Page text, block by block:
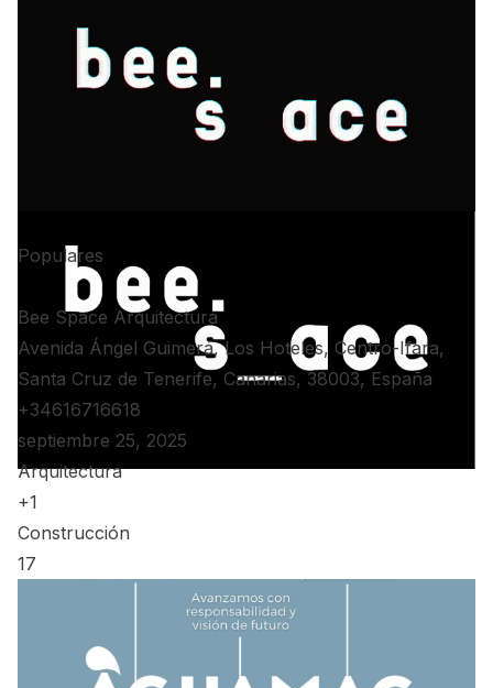
Populares
Bee Space Arquitectura
Avenida Ángel Guimerá, Los Hoteles, Centro-Ifara,
Santa Cruz de Tenerife, Canarias, 38003, España
+34616716618
septiembre 25, 2025
Arquitectura
+1
Construcción
17